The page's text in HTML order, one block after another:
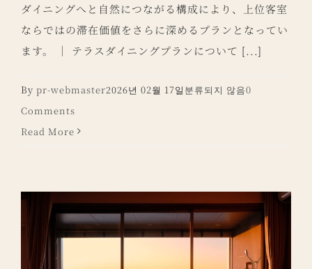
ダイニングへと自然につながる構成により、上位客室
ならではの滞在価値をさらに深めるプランとなってい
ます。 ｜ テラスダイニングプランについて [...]
By pr-webmaster2026년 02월 17일 분류되지 않음0
Comments
Read More